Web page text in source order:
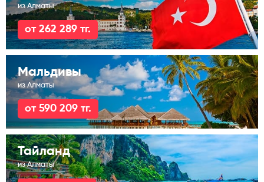
из Алматы
от 262 289 тг.
Мальдивы
из Алматы
от 590 209 тг.
Тайланд
из Алматы